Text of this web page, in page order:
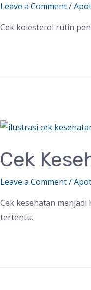
Leave a Comment/
Cek kolesterol rutin
Cek
Leave a Comment/
Cek kesehatan
tertentu.